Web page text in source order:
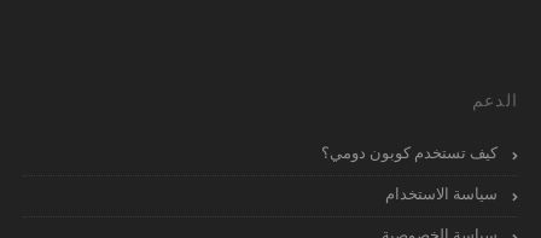
الدعم
كيف تستخدم كوبون دومي؟
سياسة الاستخدام